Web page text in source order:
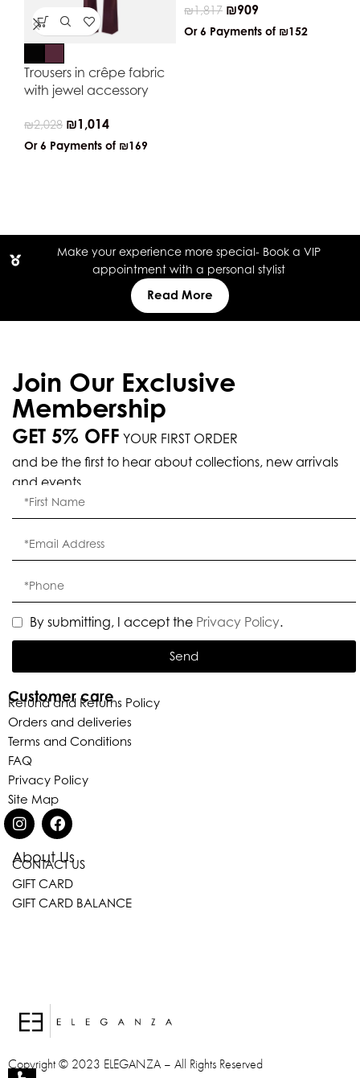
Trousers in crêpe fabric
with jewel accessory
₪2,028 ₪1,014
Or 6 Payments of ₪169
₪1,817 ₪909
Or 6 Payments of ₪152
Make your experience more special- Book a VIP
appointment with a personal stylist
Read More
About Us
CONTACT US
GIFT CARD
GIFT CARD BALANCE
Customer care
Refund and Returns Policy
Orders and deliveries
Terms and Conditions
FAQ
Privacy Policy
Site Map
Join Our Exclusive
Membership
GET 5% OFF YOUR FIRST ORDER
and be the first to hear about collections, new arrivals
and events.
By submitting, I accept the Privacy Policy.
Send
Copyright © 2023 ELEGANZA – All Rights Reserved
Eleganza Israel
האם נוכל לעזור לך?